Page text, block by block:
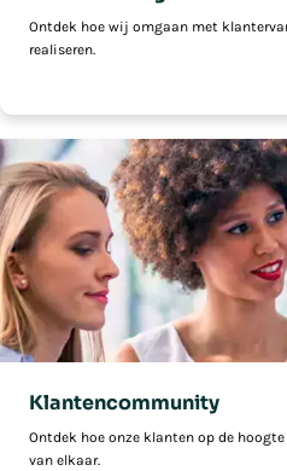
Ontdek hoe wij omgaan met
realiseren.
Klantencommunity
Ontdek hoe onze klanten op de
van elkaar.